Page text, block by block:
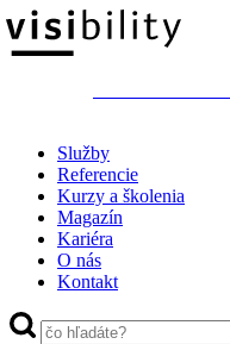
Služby
Referencie
Kurzy a školenia
Magazín
Kariéra
O nás
Kontakt